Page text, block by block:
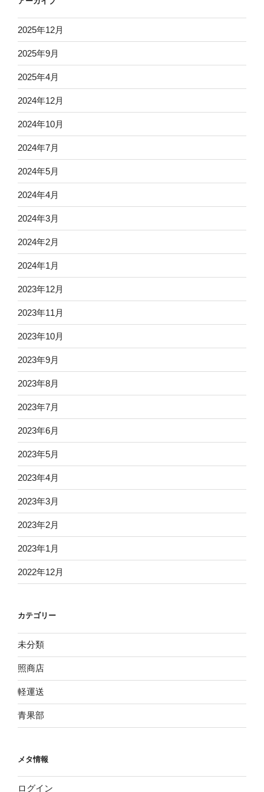
2025年12月
2025年9月
2025年4月
2024年12月
2024年10月
2024年7月
2024年5月
2024年4月
2024年3月
2024年2月
2024年1月
2023年12月
2023年11月
2023年10月
2023年9月
2023年8月
2023年7月
2023年6月
2023年5月
2023年4月
2023年3月
2023年2月
2023年1月
2022年12月
カテゴリー
未分類
照商店
軽運送
青果部
メタ情報
ログイン